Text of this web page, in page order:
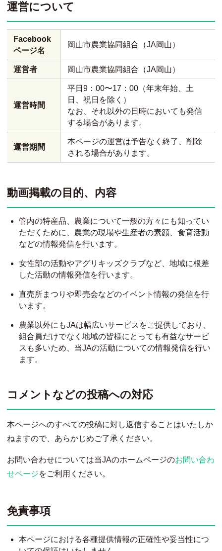
運営について
Facebook
ページ名
岡山市農業協同組合（JA岡山）
運営者 岡山市農業協同組合（JA岡山）
運営時間
平日9：00〜17：00（年末年始、土
日、祝日を除く）
なお、それ以外の日時においても発信
する場合があります。
運営期間
本ページの運営は予告なく終了、削除
される場合があります。
動画掲載の目的、内容
管内の特産品、農業について一般の方々にも知ってい
ただくために、農業の現場や生産者の素顔、食育活動
などの情報発信を行います。
女性部の活動やアグリキッズクラブなど、地域に根差
した活動の情報発信を行います。
直売所まつりや即売会などのイベント情報の発信を行
います。
農業以外にもJAは幅広いサービスをご提供しており、
組合員だけでなく地域の皆様にとっても有益なサービ
スも多いため、当JAの活動についての情報発信を行い
ます。
コメントなどの投稿への対応
本ページへのすべての投稿に対し返信することはいたしか
ねますので、あらかじめご了承ください。
お問い合わせについては当JAのホームページのお問い合わ
せページをご利用ください。
免責事項
本ページにおける各種提供情報の正確性や妥当性につ